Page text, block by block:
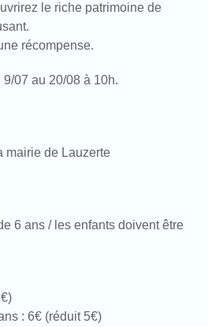
le riche patrimoine de
récompense.
07 au 20/08 à 10h.
mairie de Lauzerte
6 ans / les enfants doivent être
: 6€ (réduit 5€)